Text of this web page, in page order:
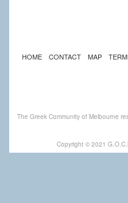
HOME CONTACT MAP
The Greek Community of Melbourne
Copyright © 2021